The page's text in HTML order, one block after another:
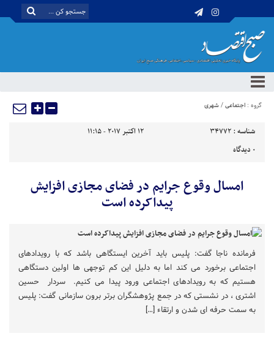
گروه : اجتماعی/شهری
شناسه : 34772
12 اکتبر 2017 - 11:15
0 دیدگاه
امسال وقوع جرایم در فضای مجازی افزایش
پیداکرده است
فرمانده ناجا گفت: پلیس باید آخرین ایستگاهی باشد که با رویدادهای
اجتماعی برخورد می کند اما به دلیل این کم توجهی ها اولین دستگاهی
هستیم که به رویدادهای اجتماعی ورود پیدا می کنیم. سردار حسین
اشتری ، در نشستی که در جمع پژوهشگران برتر برون سازمانی گفت: پلیس
به سمت حرفه ای شدن و ارتقاء […]